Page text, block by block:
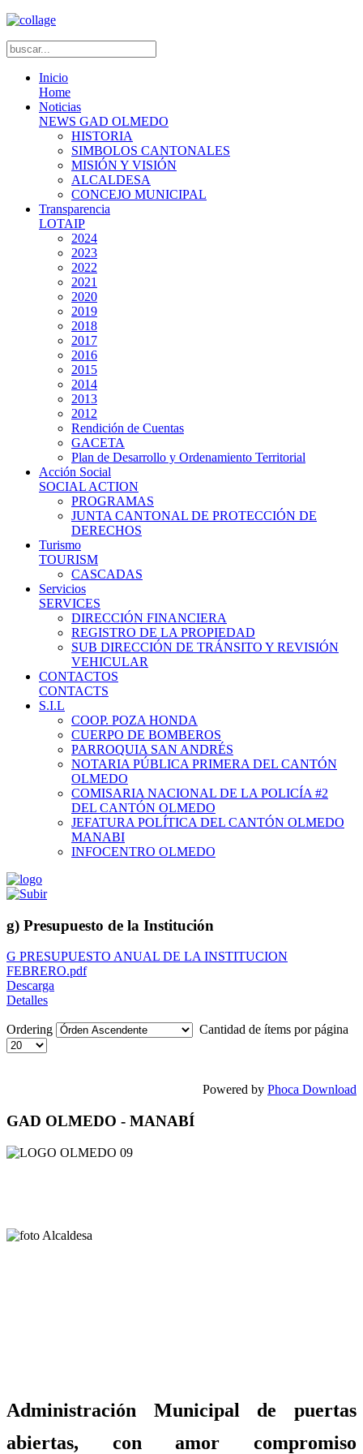
Inicio
Home
Noticias
NEWS GAD OLMEDO
HISTORIA
SIMBOLOS CANTONALES
MISIÓN Y VISIÓN
ALCALDESA
CONCEJO MUNICIPAL
Transparencia
LOTAIP
2024
2023
2022
2021
2020
2019
2018
2017
2016
2015
2014
2013
2012
Rendición de Cuentas
GACETA
Plan de Desarrollo y Ordenamiento Territorial
Acción Social
SOCIAL ACTION
PROGRAMAS
JUNTA CANTONAL DE PROTECCIÓN DE
DERECHOS
Turismo
TOURISM
CASCADAS
Servicios
SERVICES
DIRECCIÓN FINANCIERA
REGISTRO DE LA PROPIEDAD
SUB DIRECCIÓN DE TRÁNSITO Y REVISIÓN
VEHICULAR
CONTACTOS
CONTACTS
S.I.L
COOP. POZA HONDA
CUERPO DE BOMBEROS
PARROQUIA SAN ANDRÉS
NOTARIA PÚBLICA PRIMERA DEL CANTÓN
OLMEDO
COMISARIA NACIONAL DE LA POLICÍA #2
DEL CANTÓN OLMEDO
JEFATURA POLÍTICA DEL CANTÓN OLMEDO
MANABI
INFOCENTRO OLMEDO
g) Presupuesto de la Institución
G PRESUPUESTO ANUAL DE LA INSTITUCION
FEBRERO.pdf
Descarga
Detalles
Ordering Cantidad de ítems por página
Powered by Phoca Download
GAD OLMEDO - MANABÍ
Administración Municipal de puertas
abiertas, con amor compromiso